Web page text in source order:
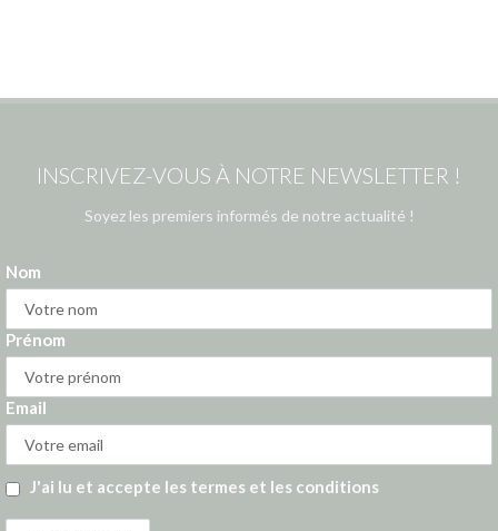
INSCRIVEZ-VOUS À NOTRE NEWSLETTER !
Soyez les premiers informés de notre actualité !
Nom
Prénom
Email
J'ai lu et accepte les termes et les conditions